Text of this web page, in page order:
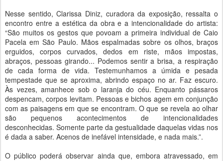
Nesse sentido, Clarissa Diniz, curadora da exposição, ressalta o
encontro entre a estética da obra e a intencionalidade do artista:
“São muitos os gestos que povoam a primeira individual de Caio
Pacela em São Paulo. Mãos espalmadas sobre os olhos, braços
erguidos, corpos curvados, dedos em riste, mãos impostas,
abraços, pessoas girando... Podemos sentir a brisa, a respiração
de cada forma de vida. Testemunhamos a úmida e pesada
tempestade que se aproxima, abrindo espaço no ar. Faz escuro.
Às vezes, amanhece sob o laranja do céu. Enquanto pássaros
despencam, corpos levitam. Pessoas e bichos agem em conjunção
com as paisagens em que se encontram. O que se revela ao olhar
são pequenos acontecimentos de intencionalidades
desconhecidas. Somente parte da gestualidade daquelas vidas nos
é dada a saber. Acenos de inefável intensidade, e nada mais.”.
O público poderá observar ainda que, embora atravessado, em